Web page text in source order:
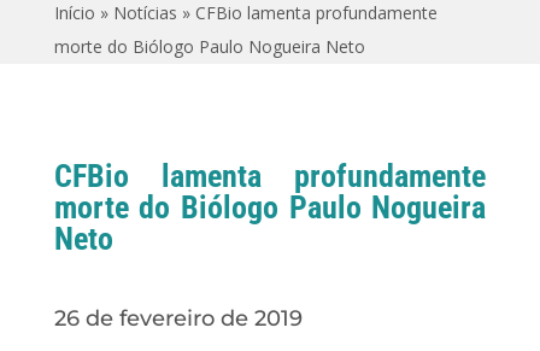
Início » Notícias » CFBio lamenta profundamente
morte do Biólogo Paulo Nogueira Neto
CFBio lamenta profundamente
morte do Biólogo Paulo Nogueira
Neto
26 de fevereiro de 2019